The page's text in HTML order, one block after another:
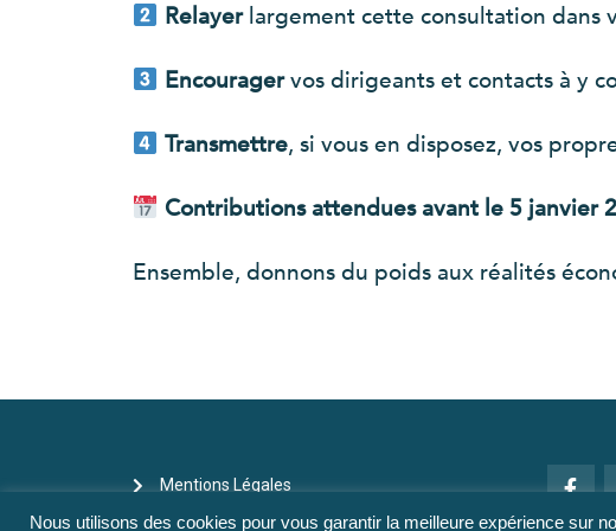
Relayerlargement cette consultation dans
Encouragervos dirigeants et contacts à y
Transmettre, si vous en disposez, vos
Contributions attendues avant le 5 janvier
Ensemble, donnons du poids aux réalités
Mentions Légales
Nous utilisons des cookies pour vous garantir la meilleure expérience sur